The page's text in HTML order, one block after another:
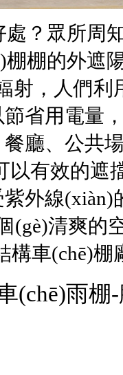
？眾所周知
棚棚的外遮
，人們
節省用電量
、餐廳
有效的遮擋
外線(xiàn)
(gè)清爽的
車(chē)棚
(chē)雨棚